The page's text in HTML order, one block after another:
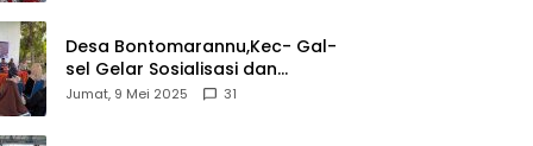
Desa Bontomarannu,Kec- Gal-
sel Gelar Sosialisasi dan
Bimtek Pemutakhiran Data ID
Jumat, 9 Mei 2025 31